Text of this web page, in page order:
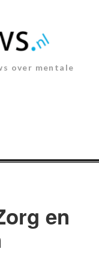
over mentale
en